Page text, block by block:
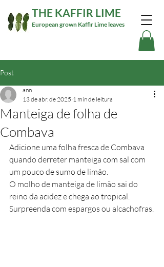
THE KAFFIR LIME
European grown Kaffir Lime leaves
Post
Manteiga de folha de
Combava
ann
13 de abr. de 2025 1 min de leitura
Adicione uma folha fresca de Combava
quando derreter manteiga com sal com
um pouco de sumo de limão.
O molho de manteiga de limão sai do
reino da acidez e chega ao tropical.
Surpreenda com espargos ou alcachofras.